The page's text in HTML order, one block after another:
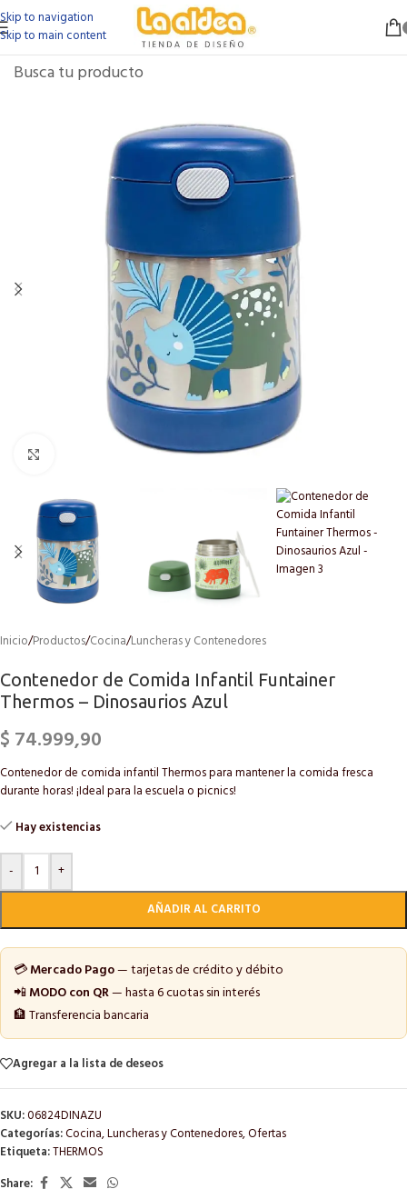
Skip to navigation
Skip to main content
Inicio/Productos/Cocina/Luncheras y Contenedores
Contenedor de Comida Infantil Funtainer
Thermos – Dinosaurios Azul
$ 74.999,90
Contenedor de comida infantil Thermos para mantener la comida fresca
durante horas! ¡Ideal para la escuela o picnics!
Hay existencias
-
+
AÑADIR AL CARRITO
💳Mercado Pago— tarjetas de crédito y débito
📲MODO con QR— hasta 6 cuotas sin interés
🏦 Transferencia bancaria
Agregar a la lista de deseos
SKU:06824DINAZU
Categorías:Cocina,Luncheras y Contenedores,Ofertas
Etiqueta:THERMOS
Share: